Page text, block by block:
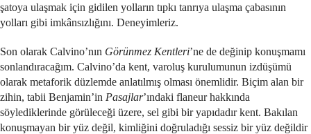
şatoya ulaşmak için gidilen yolların tıpkı tanrıya ulaşma çabasının
yolları gibi imkânsızlığını. Deneyimleriz.
Son olarak Calvino’nın Görünmez Kentleri’ne de değinip konuşmamı
sonlandıracağım. Calvino’da kent, varoluş kurulumunun izdüşümü
olarak metaforik düzlemde anlatılmış olması önemlidir. Biçim alan bir
zihin, tabii Benjamin’in Pasajlar’ındaki flaneur hakkında
söylediklerinde görüleceği üzere, sel gibi bir yapıdadır kent. Bakılan
konuşmayan bir yüz değil, kimliğini doğruladığı sessiz bir yüz değildir